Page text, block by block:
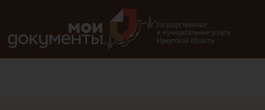
В версии для слабовидящих: клавиша H — переход по